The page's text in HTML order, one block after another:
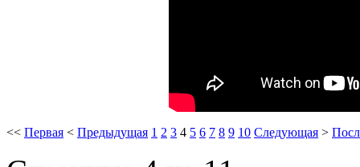
<< Первая < Предыдущая 1 2 3 4 5 6 7 8 9 10 Следующая >